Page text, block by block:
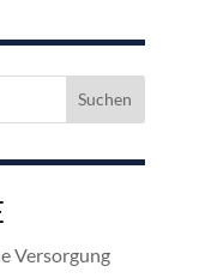
Versorgung